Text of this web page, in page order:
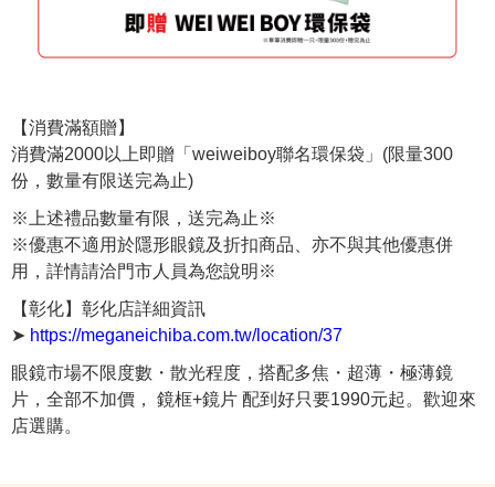
【消費滿額贈】
消費滿2000以上即贈「weiweiboy聯名環保袋」(限量300
份，數量有限送完為止)
※上述禮品數量有限，送完為止※
※優惠不適用於隱形眼鏡及折扣商品、亦不與其他優惠併
用，詳情請洽門市人員為您說明※
【彰化】彰化店詳細資訊
➤ https://meganeichiba.com.tw/location/37
眼鏡市場不限度數・散光程度，搭配多焦・超薄・極薄鏡
片，全部不加價， 鏡框+鏡片 配到好只要1990元起。歡迎來
店選購。